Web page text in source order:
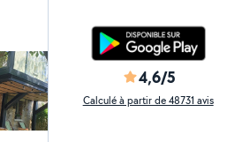
4,6/5
Calculé à partir de 48731 avis